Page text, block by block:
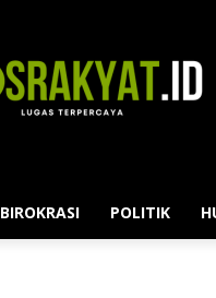
BIROKRASI POLITIK